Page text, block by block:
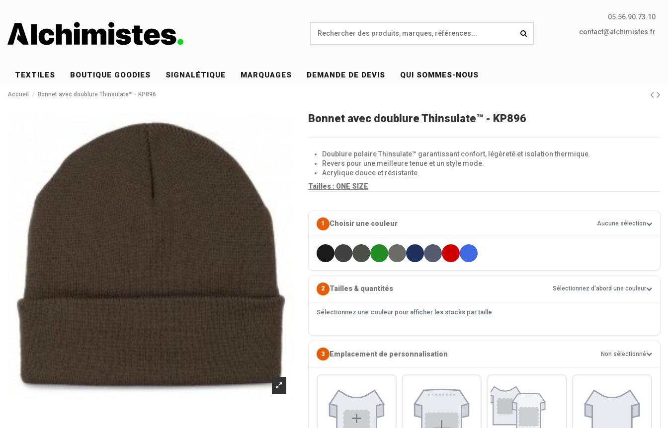
05.56.90.73.10
contact@alchimistes.fr
TEXTILES BOUTIQUE GOODIES SIGNALÉTIQUE MARQUAGES DEMANDE DE DEVIS QUI SOMMES-NOUS
Accueil Bonnet avec doublure Thinsulate™ - KP896
Bonnet avec doublure Thinsulate™ - KP896
Doublure polaire Thinsulate™ garantissant confort, légèreté et isolation thermique.
Revers pour une meilleure tenue et un style mode.
Acrylique douce et résistante.
Tailles : ONE SIZE
1 Choisir une couleur Aucune sélection
2 Tailles & quantités Sélectionnez d'abord une couleur
Sélectionnez une couleur pour afficher les stocks par taille.
3 Emplacement de personnalisation Non sélectionné